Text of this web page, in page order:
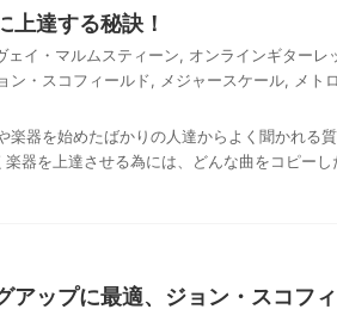
上達する秘訣！
ェイ・マルムスティーン, オンラインギターレ
ン・スコフィールド, メジャースケール, メト
器を始めたばかりの人達からよく聞かれる
器を上達させる為には、どんな曲をコピー
アップに最適、ジョン・スコフ